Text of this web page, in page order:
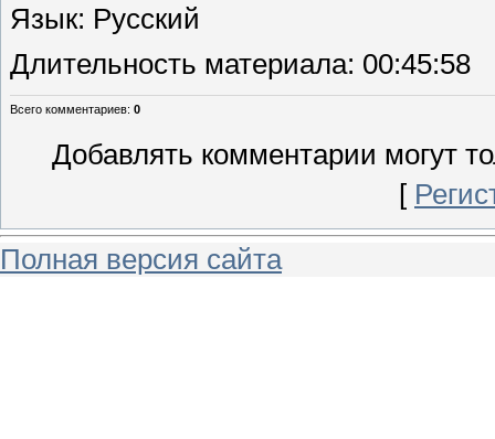
Язык: Русский
Длительность материала: 00:45:58
Всего комментариев: 0
Добавлять комментарии могут
[
Полная версия сайта